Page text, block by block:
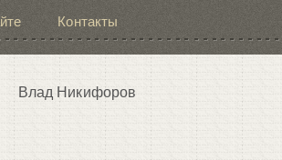
Контакты
Влад Никифоров